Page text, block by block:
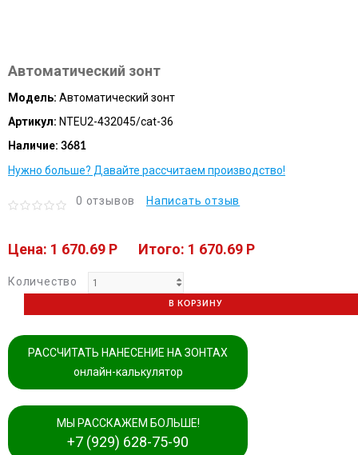
Автоматический зонт
Модель: Автоматический зонт
Артикул: NTEU2-432045/cat-36
Наличие: 3681
Нужно больше? Давайте рассчитаем производство!
0 отзывов Написать отзыв
Цена: 1 670.69 P Итого: 1 670.69 P
Количество
В КОРЗИНУ
РАССЧИТАТЬ НАНЕСЕНИЕ НА ЗОНТАХ
онлайн-калькулятор
МЫ РАССКАЖЕМ БОЛЬШЕ!
+7 (929) 628-75-90